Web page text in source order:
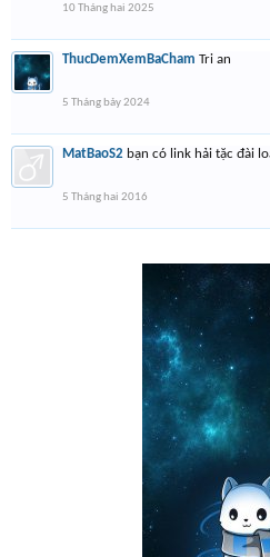
10 Tháng hai 2025
ThucDemXemBaCham Tri an
5 Tháng bảy 2024
MatBaoS2 bạn có link hải tặc đài
5 Tháng hai 2016